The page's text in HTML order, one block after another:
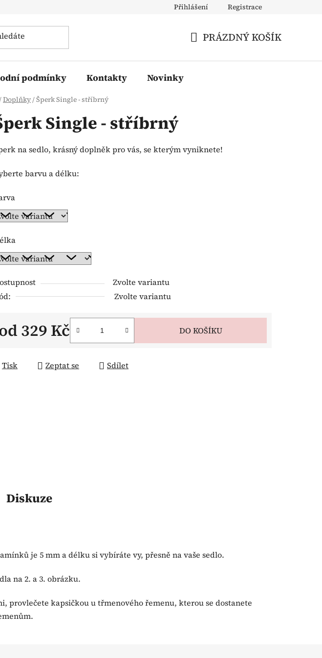
Přihlášení Registrace
PRÁZDNÝ KOŠÍK
podmínky Kontakty Novinky
Domů
Doplňky/Šperk Single - stříbrný
Single - stříbrný
na sedlo, krásný doplněk pro vás, se kterým vyniknete!
barvu a délku:
Zvolte variantu
Zvolte variantu
329 Kč DO KOŠÍKU
Tisk Zeptat se Sdílet
Diskuze
je 5 mm a délku si vybíráte vy, přesně na vaše sedlo.
na 2. a 3. obrázku.
provlečete kapsičkou u třmenového řemenu, kterou se dostanete